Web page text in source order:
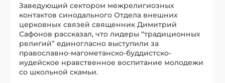
Заведующий сектором межрелигиозных
контактов синодального Отдела внешних
церковных связей священник Димитрий
Сафонов рассказал, что лидеры “традиционных
религий” единогласно выступили за
православно-магометанско-буддистско-
иудейское нравственное воспитание молодежи
со школьной скамьи.